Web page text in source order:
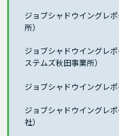
ジョブシャドウイングレ
所）
ジョブシャドウイングレ
ステムズ秋田事業所）
ジョブシャドウイングレ
ジョブシャドウイングレ
社）